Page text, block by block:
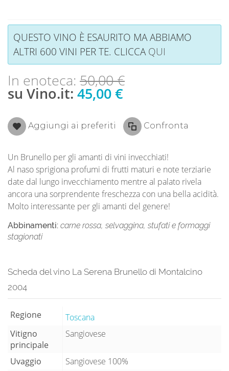
QUESTO VINO È ESAURITO MA ABBIAMO
ALTRI 600 VINI PER TE. CLICCAQUI
In enoteca: 50,00 €
su Vino.it: 45,00 €
Aggiungi ai preferiti Confronta
Un Brunello per gli amanti di vini invecchiati!
Al naso sprigiona profumi di frutti maturi e note terziarie
date dal lungo invecchiamento mentre al palato rivela
ancora una sorprendente freschezza con una bella acidità.
Molto interessante per gli amanti del genere!
Abbinamenti: carne rossa, selvaggina, stufati e formaggi
stagionati
Scheda del vino La Serena Brunello di Montalcino
2004
Regione
Toscana
Vitigno
principale
Sangiovese
Uvaggio
Sangiovese 100%